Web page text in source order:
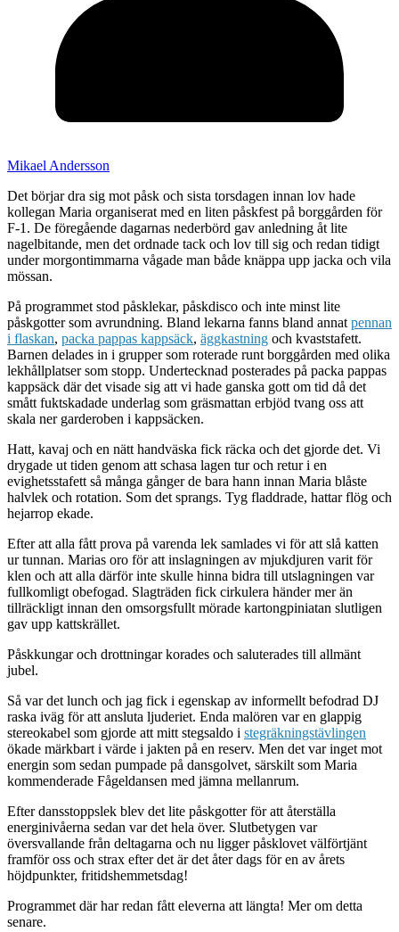
Mikael Andersson
Det börjar dra sig mot påsk och sista torsdagen innan lov hade
kollegan Maria organiserat med en liten påskfest på borggården för
F-1. De föregående dagarnas nederbörd gav anledning åt lite
nagelbitande, men det ordnade tack och lov till sig och redan tidigt
under morgontimmarna vågade man både knäppa upp jacka och vila
mössan.
På programmet stod påsklekar, påskdisco och inte minst lite
påskgotter som avrundning. Bland lekarna fanns bland annat pennan
i flaskan, packa pappas kappsäck, äggkastning och kvaststafett.
Barnen delades in i grupper som roterade runt borggården med olika
lekhållplatser som stopp. Undertecknad posterades på packa pappas
kappsäck där det visade sig att vi hade ganska gott om tid då det
smått fuktskadade underlag som gräsmattan erbjöd tvang oss att
skala ner garderoben i kappsäcken.
Hatt, kavaj och en nätt handväska fick räcka och det gjorde det. Vi
drygade ut tiden genom att schasa lagen tur och retur i en
evighetsstafett så många gånger de bara hann innan Maria blåste
halvlek och rotation. Som det sprangs. Tyg fladdrade, hattar flög och
hejarrop ekade.
Efter att alla fått prova på varenda lek samlades vi för att slå katten
ur tunnan. Marias oro för att inslagningen av mjukdjuren varit för
klen och att alla därför inte skulle hinna bidra till utslagningen var
fullkomligt obefogad. Slagträden fick cirkulera händer mer än
tillräckligt innan den omsorgsfullt mörade kartongpiniatan slutligen
gav upp kattskrället.
Påskkungar och drottningar korades och saluterades till allmänt
jubel.
Så var det lunch och jag fick i egenskap av informellt befodrad DJ
raska iväg för att ansluta ljuderiet. Enda malören var en glappig
stereokabel som gjorde att mitt stegsaldo i stegräkningstävlingen
ökade märkbart i värde i jakten på en reserv. Men det var inget mot
energin som sedan pumpade på dansgolvet, särskilt som Maria
kommenderade Fågeldansen med jämna mellanrum.
Efter dansstoppslek blev det lite påskgotter för att återställa
energinivåerna sedan var det hela över. Slutbetygen var
översvallande från deltagarna och nu ligger påsklovet välförtjänt
framför oss och strax efter det är det åter dags för en av årets
höjdpunkter, fritidshemmetsdag!
Programmet där har redan fått eleverna att längta! Mer om detta
senare.